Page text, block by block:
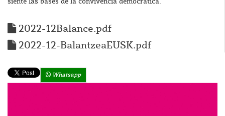
2022-12Balance.pdf
2022-12-BalantzeaEUSK.pdf
Whatsapp